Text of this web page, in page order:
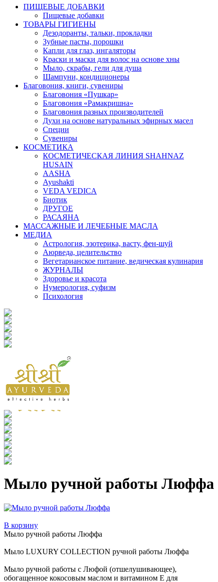
ПИЩЕВЫЕ ДОБАВКИ
Пищевые добавки
ТОВАРЫ ГИГИЕНЫ
Дезодоранты, тальки, прокладки
Зубные пасты, порошки
Капли для глаз, ингаляторы
Краски и маски для волос на основе хны
Мыло, скрабы, гели для душа
Шампуни, кондиционеры
Благовония, книги, сувениры
Благовония «Пушкар»
Благовония «Рамакришна»
Благовония разных производителей
Духи на основе натуральных эфирных масел
Специи
Сувениры
КОСМЕТИКА
КОСМЕТИЧЕСКАЯ ЛИНИЯ SHAHNAZ
HUSAIN
AASHA
Ayushakti
VEDA VEDICA
Биотик
ДРУГОЕ
РАСАЯНА
МАССАЖНЫЕ И ЛЕЧЕБНЫЕ МАСЛА
МЕДИА
Астрология, эзотерика, васту, фен-шуй
Аюрведа, целительство
Вегетарианское питание, ведическая кулинария
ЖУРНАЛЫ
Здоровье и красота
Нумерология, суфизм
Психология
Мыло ручной работы Люффа
В корзину
Мыло ручной работы Люффа
Мыло LUXURY COLLECTION ручной работы Люффа
Мыло ручной работы с Люфой (отшелушивающее),
обогащенное кокосовым маслом и витамином Е для